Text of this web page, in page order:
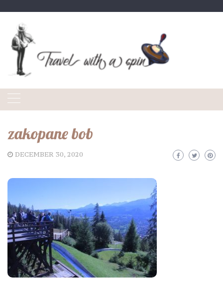
content
zakopane bob
DECEMBER 30, 2020